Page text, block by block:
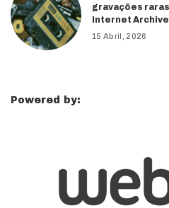
gravações
Internet Archive
15 Abril, 2026
Powered by: